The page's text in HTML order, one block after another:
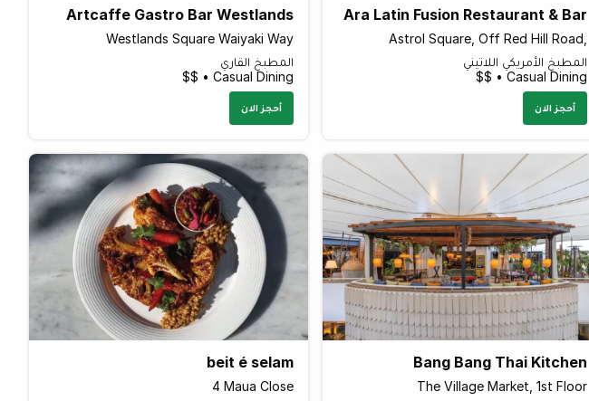
Ara Latin Fusion Restaurant & Bar
Astrol Square, Off Red Hill Road,
المطبخ الأمريكي اللاتيني
Casual Dining • $$
أحجز الان
Artcaffe Gastro Bar Westlands
Westlands Square Waiyaki Way
المطبخ القاري
Casual Dining • $$
أحجز الان
Bang Bang Thai Kitchen
The Village Market, 1st Floor
beit é selam
4 Maua Close